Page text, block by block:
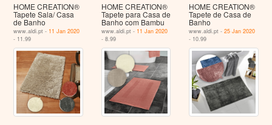
HOME CREATION®
Tapete Sala/ Casa
de Banho
www.aldi.pt - 11 Jan 2020
- 11.99
HOME CREATION®
Tapete para Casa de
Banho com Bambu
www.aldi.pt - 11 Jan 2020
- 8.99
HOME CREATION®
Tapete de Casa de
Banho
www.aldi.pt -25 Jan 2020
- 10.99